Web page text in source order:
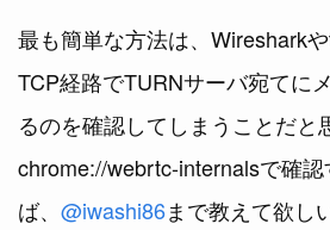
最も簡単な方法は、Wiresharkや
TCP経路でTURNサーバ宛てに
るのを確認してしまうことだと
chrome://webrtc-internalsで確
ば、 @iwashi86まで教えて欲し